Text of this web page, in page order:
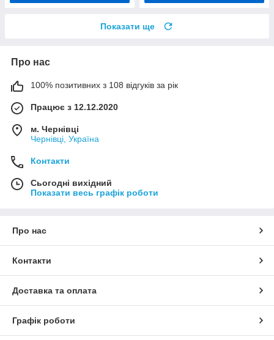
Показати ще
Про нас
100% позитивних з 108 відгуків за рік
Працює з 12.12.2020
м. Чернівці
Чернівці, Україна
Контакти
Сьогодні вихідний
Показати весь графік роботи
Про нас
Контакти
Доставка та оплата
Графік роботи